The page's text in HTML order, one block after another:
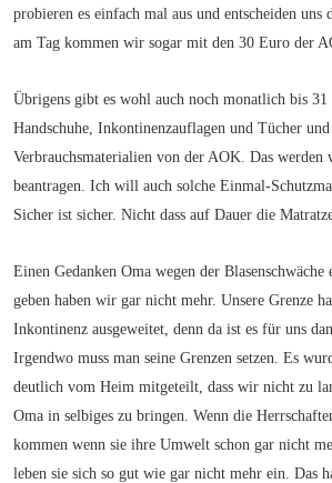
probieren es einfach mal aus und entscheiden
am Tag kommen wir sogar mit den 30 Euro der
Übrigens gibt es wohl auch noch monatlich bis
Handschuhe, Inkontinenzauflagen und Tücher
Verbrauchsmaterialien von der AOK. Das werden
beantragen. Ich will auch solche Einmal-
Sicher ist sicher. Nicht dass auf Dauer die
Einen Gedanken Oma wegen der
geben haben wir gar nicht mehr. Unsere Grenze
Inkontinenz ausgeweitet, denn da ist es für uns
Irgendwo muss man seine Grenzen setzen. Es
deutlich vom Heim mitgeteilt, dass wir nicht zu
Oma in selbiges zu bringen. Wenn die
kommen wenn sie ihre Umwelt schon gar nicht
leben sie sich so gut wie gar nicht mehr ein. Das